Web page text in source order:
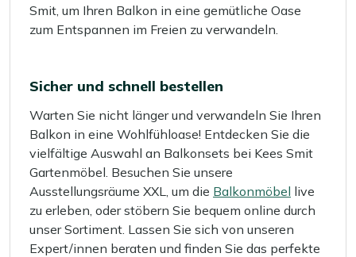
Smit, um Ihren Balkon in eine gemütliche Oase
zum Entspannen im Freien zu verwandeln.
Sicher und schnell bestellen
Warten Sie nicht länger und verwandeln Sie Ihren
Balkon in eine Wohlfühloase! Entdecken Sie die
vielfältige Auswahl an Balkonsets bei Kees Smit
Gartenmöbel. Besuchen Sie unsere
Ausstellungsräume XXL, um die Balkonmöbel live
zu erleben, oder stöbern Sie bequem online durch
unser Sortiment. Lassen Sie sich von unseren
Expert/innen beraten und finden Sie das perfekte